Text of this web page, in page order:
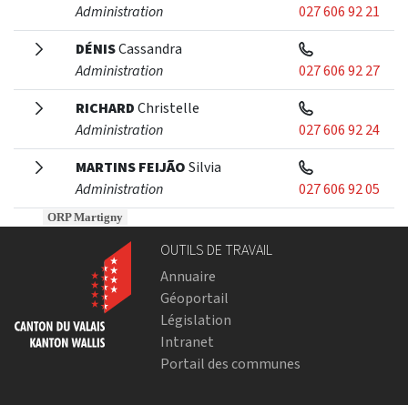
Administration
027 606 92 21
DÉNISCassandra
Administration
027 606 92 27
RICHARDChristelle
Administration
027 606 92 24
MARTINS FEIJÃOSilvia
Administration
027 606 92 05
ORP Martigny
OUTILS DE TRAVAIL
Annuaire
Géoportail
Législation
Intranet
Portail des communes